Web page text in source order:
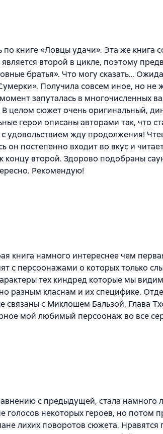
книге «Ловцы удачи». Эта же книга
второй в цикле, поэтому
братья». Что могу сказать…
Получила совсем иное, но не
запуталась в многочисленных
В целом сюжет очень оригинальный,
герои описаны авторами так, что
удовольствием жду продолжения!
он постепенно входит во вкус и
концу второй. Здорово подобраны
Рекомендую!
книга намного интереснее чем
с персоонажами о которых только
тех киндред которые мы
разным класнам и их специфике.
связаны с Миклошем Бальзой. Глава
мой любимый персоонаж во все
с предыдущей, стала намного
некоторых героев, но потом
лихих поворотов сюжета. Нравятся